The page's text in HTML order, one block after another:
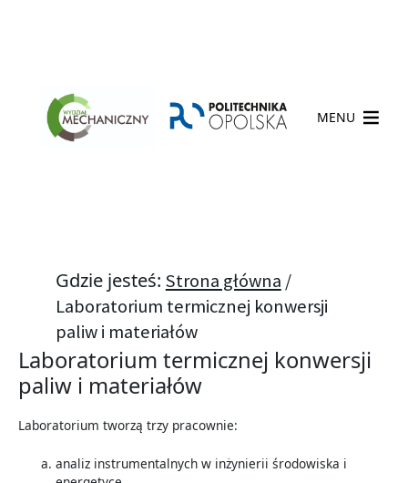
MENU
Gdzie jesteś: Strona główna /
Laboratorium termicznej konwersji
paliw i materiałów
Laboratorium termicznej konwersji
paliw i materiałów
Laboratorium tworzą trzy pracownie:
analiz instrumentalnych w inżynierii środowiska i